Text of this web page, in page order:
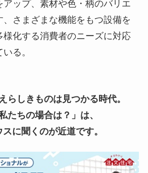
アップ、素材や色・柄のバリエ
、さまざまな機能をもつ設備を
様化する消費者のニーズに対応
る。
らしきものは見つかる時代。
たちの場合は？」は、
に聞くのが近道です。